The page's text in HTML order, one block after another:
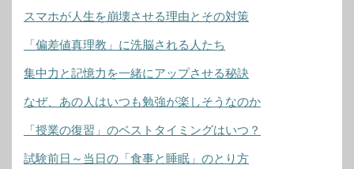
スマホが人生を崩壊させる理由とその対策
「偏差値真理教」に洗脳される人たち
集中力と記憶力を一緒にアップさせる秘訣
なぜ、あの人はいつも勉強が楽しそうなのか
「授業の復習」のベストタイミングはいつ？
試験前日～当日の「食事と睡眠」のとり方